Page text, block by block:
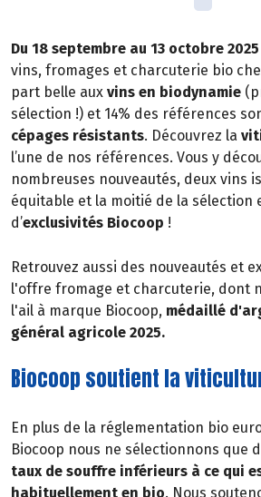
Du 18 septembre au 13 octobre
vins, fromages et charcuterie bio
part belle aux vins en biodynamie
sélection !) et 14% des références
cépages résistants. Découvrez la
l’une de nos références. Vous y
nombreuses nouveautés, deux vins
équitable et la moitié de la sélection
d’exclusivités Biocoop !
Retrouvez aussi des nouveautés et
l'offre fromage et charcuterie, dont
l'ail à marque Biocoop, médaillé
général agricole 2025.
Biocoop soutient la
En plus de la réglementation bio
Biocoop nous ne sélectionnons que
taux de souffre inférieurs à ce qui
habituellement en bio. Nous